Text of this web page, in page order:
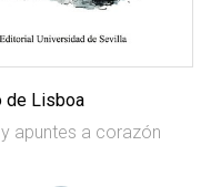
de Lisboa
apuntes a corazón